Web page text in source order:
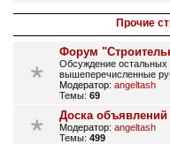
Прочие
Форум
Обсуждение
вышеперечисленные
Модератор: angeltash
Темы: 69
Доска
Модератор: angeltash
Темы: 499